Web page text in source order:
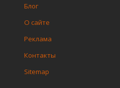
Блог
О сайте
Реклама
Контакты
Sitemap